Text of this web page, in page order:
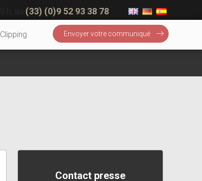
(33) (0)9 52 93 38 78
Clipping Envoyer votre communiqué
Contact presse